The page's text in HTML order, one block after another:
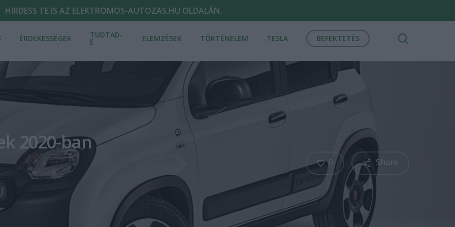
HIRDESS TE IS AZ ELEKTROMOS-AUTOZAS.HU OLDALÁN.
ÉRDEKESSÉGEK TUDTAD-
E ELEMZÉSEK TÖRTÉNELEM TESLA BEFEKTETÉS
2020-ban
Share
0